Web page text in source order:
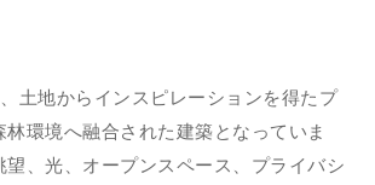
土地からインスピレーションを得たプ
環境へ融合された建築となっていま
、光、オープンスペース、プライバシ